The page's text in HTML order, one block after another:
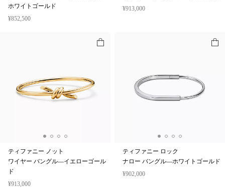
ホワイトゴールド
¥852,500
¥913,000
ティファニー ノット
ワイヤー バングル—イエローゴール
ド
¥913,000
ティファニー ロック
ナロー バングル—ホワイトゴールド
¥902,000